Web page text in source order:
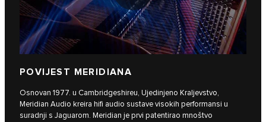
POVIJEST MERIDIANA
Osnovan 1977. u Cambridgeshireu, Ujedinjeno Kraljevstvo,
Meridian Audio kreira hifi audio sustave visokih performansi u
suradnji s Jaguarom. Meridian je prvi patentirao mnoštvo